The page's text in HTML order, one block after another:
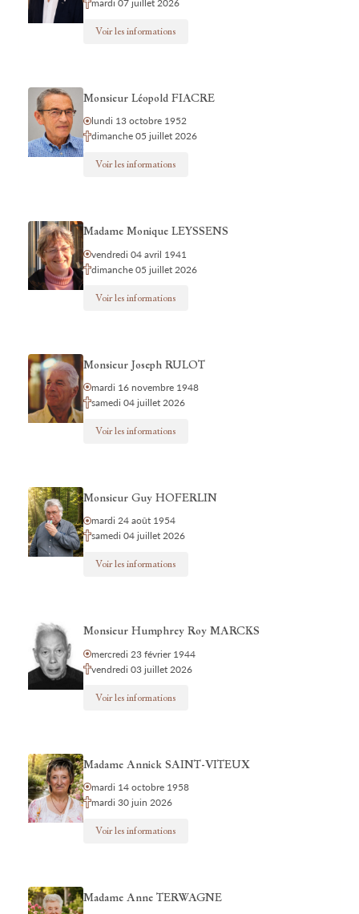
mardi 07 juillet 2026
Voir les informations
Monsieur Léopold FIACRE
lundi 13 octobre 1952
dimanche 05 juillet 2026
Voir les informations
Madame Monique LEYSSENS
vendredi 04 avril 1941
dimanche 05 juillet 2026
Voir les informations
Monsieur Joseph RULOT
mardi 16 novembre 1948
samedi 04 juillet 2026
Voir les informations
Monsieur Guy HOFERLIN
mardi 24 août 1954
samedi 04 juillet 2026
Voir les informations
Monsieur Humphrey Roy MARCKS
mercredi 23 février 1944
vendredi 03 juillet 2026
Voir les informations
Madame Annick SAINT-VITEUX
mardi 14 octobre 1958
mardi 30 juin 2026
Voir les informations
Madame Anne TERWAGNE